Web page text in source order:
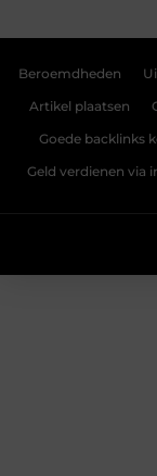
Beroemdheden
Artikel plaatsen
Goede backlinks
Geld verdienen via